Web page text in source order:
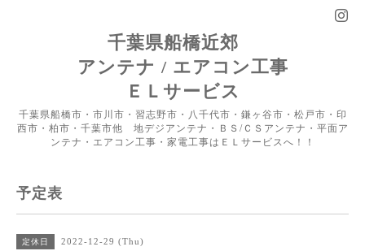
千葉県船橋近郊
アンテナ / エアコン工事
ＥＬサービス
千葉県船橋市・市川市・習志野市・八千代市・鎌ヶ谷市・松戸市・印
西市・柏市・千葉市他 地デジアンテナ・ＢＳ/ＣＳアンテナ・平面ア
ンテナ・エアコン工事・家電工事はＥＬサービスへ！！
予定表
定休日 2022-12-29 (Thu)